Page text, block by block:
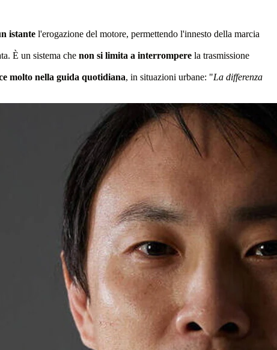
istante l'erogazione del motore, permettendo l'innesto della marcia
È un sistema che non si limita a interrompere la trasmissione
molto nella guida quotidiana, in situazioni urbane: "La differenza